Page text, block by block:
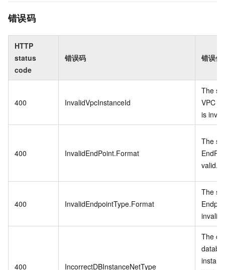
错误码
HTTP
status
code
错误码 错误信
400 InvalidVpcInstanceId
The
VPC
is
400 InvalidEndPoint.Format
The
valid.
400 InvalidEndpointType.Format
The
invalid.
400 IncorrectDBInstanceNetType
The